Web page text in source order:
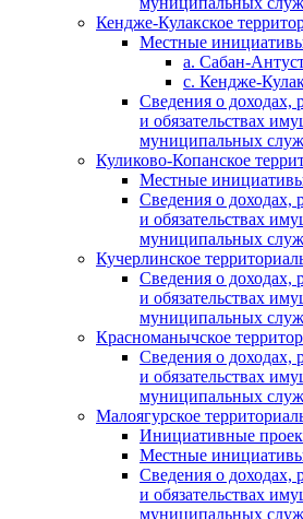
Кендже-Кулакское
Местные
а. Сабан-
с. Кендже-
Сведения о доходах,
и обязательствах
муниципальных
Куликово-Копанское
Местные
Сведения о доходах,
и обязательствах
муниципальных
Кучерлинское
Сведения о доходах,
и обязательствах
муниципальных
Красноманычское
Сведения о доходах,
и обязательствах
муниципальных
Малоягурское
Инициативные
Местные
Сведения о доходах,
и обязательствах
муниципальных